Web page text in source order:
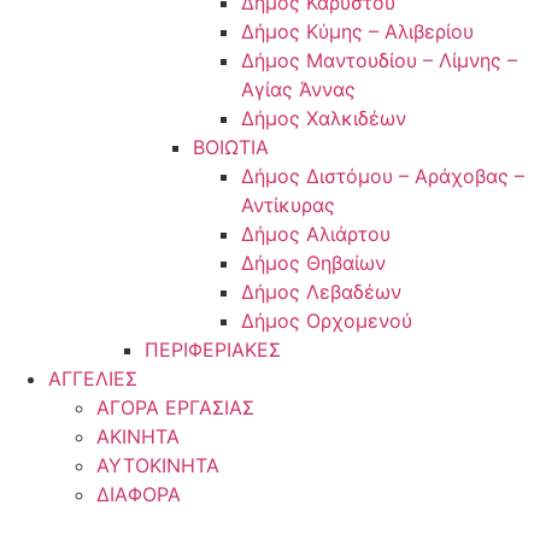
Δήμος Κύμης – Αλιβερίου
Δήμος Μαντουδίου – Λίμνης –
Αγίας Άννας
Δήμος Χαλκιδέων
ΒΟΙΩΤΙΑ
Δήμος Διστόμου – Αράχοβας –
Αντίκυρας
Δήμος Αλιάρτου
Δήμος Θηβαίων
Δήμος Λεβαδέων
Δήμος Ορχομενού
ΠΕΡΙΦΕΡΙΑΚΕΣ
ΑΓΓΕΛΙΕΣ
ΑΓΟΡΑ ΕΡΓΑΣΙΑΣ
ΑΚΙΝΗΤΑ
ΑΥΤΟΚΙΝΗΤΑ
ΔΙΑΦΟΡΑ